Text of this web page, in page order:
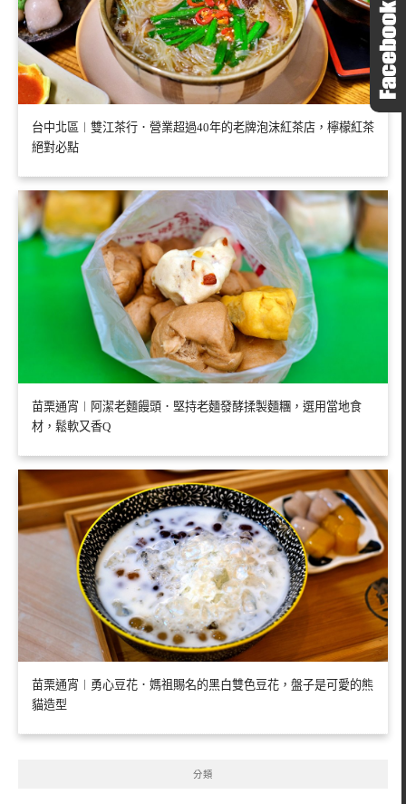
台中北區︱雙江茶行．營業超過40年的老牌泡沫紅茶店，檸檬紅茶
絕對必點
苗栗通宵︱阿潔老麵饅頭．堅持老麵發酵揉製麵糰，選用當地食
材，鬆軟又香Q
苗栗通宵︱勇心豆花．媽祖賜名的黑白雙色豆花，盤子是可愛的熊
貓造型
分類